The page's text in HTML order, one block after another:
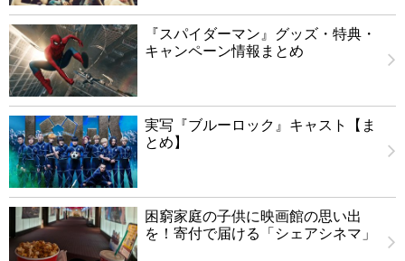
『スパイダーマン』グッズ・特典・
キャンペーン情報まとめ
実写『ブルーロック』キャスト【ま
とめ】
困窮家庭の子供に映画館の思い出
を！寄付で届ける「シェアシネマ」